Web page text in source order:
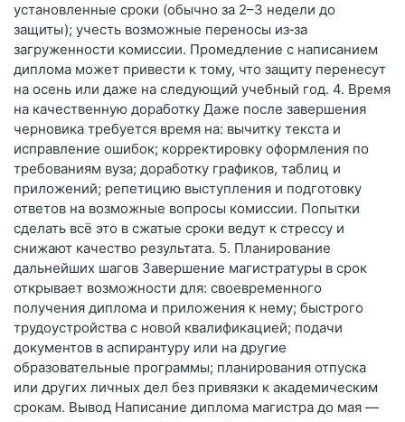
установленные сроки (обычно за 2–3 недели до
защиты); учесть возможные переносы из‑за
загруженности комиссии. Промедление с написанием
диплома может привести к тому, что защиту перенесут
на осень или даже на следующий учебный год. 4. Время
на качественную доработку Даже после завершения
черновика требуется время на: вычитку текста и
исправление ошибок; корректировку оформления по
требованиям вуза; доработку графиков, таблиц и
приложений; репетицию выступления и подготовку
ответов на возможные вопросы комиссии. Попытки
сделать всё это в сжатые сроки ведут к стрессу и
снижают качество результата. 5. Планирование
дальнейших шагов Завершение магистратуры в срок
открывает возможности для: своевременного
получения диплома и приложения к нему; быстрого
трудоустройства с новой квалификацией; подачи
документов в аспирантуру или на другие
образовательные программы; планирования отпуска
или других личных дел без привязки к академическим
срокам. Вывод Написание диплома магистра до мая —